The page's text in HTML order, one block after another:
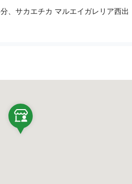
、サカエチカ マルエイガレリア西出